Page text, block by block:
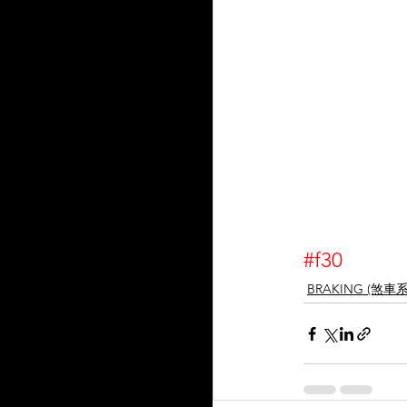
#f30
BRAKING (煞車